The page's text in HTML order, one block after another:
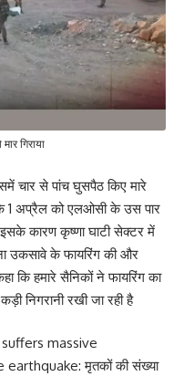
गिराया
चार से पांच घुसपैठ किए मारे
1 अप्रैल को एलओसी के उस पार
कारण कृष्णा घाटी सेक्टर में
उकसावे के फायरिंग की और
कि हमारे सैनिकों ने फायरिंग का
निगरानी रखी जा रही है
massive
मृतकों की संख्या